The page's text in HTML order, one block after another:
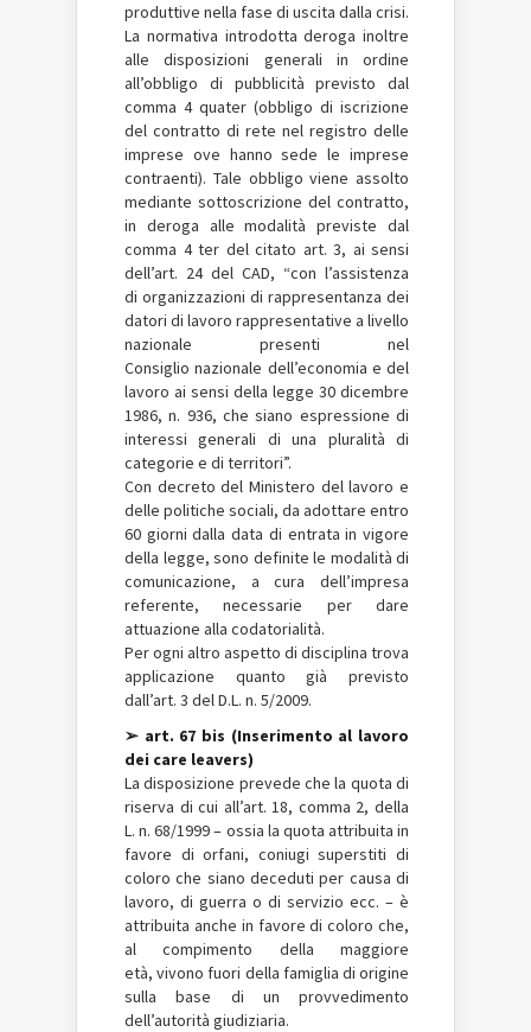
produttive nella fase di uscita dalla crisi.
La normativa introdotta deroga inoltre
alle disposizioni generali in ordine
all’obbligo di pubblicità previsto dal
comma 4 quater (obbligo di iscrizione
del contratto di rete nel registro delle
imprese ove hanno sede le imprese
contraenti). Tale obbligo viene assolto
mediante sottoscrizione del contratto,
in deroga alle modalità previste dal
comma 4 ter del citato art. 3, ai sensi
dell’art. 24 del CAD, “con l’assistenza
di organizzazioni di rappresentanza dei
datori di lavoro rappresentative a livello
nazionale presenti nel
Consiglio nazionale dell’economia e del
lavoro ai sensi della legge 30 dicembre
1986, n. 936, che siano espressione di
interessi generali di una pluralità di
categorie e di territori”.
Con decreto del Ministero del lavoro e
delle politiche sociali, da adottare entro
60 giorni dalla data di entrata in vigore
della legge, sono definite le modalità di
comunicazione, a cura dell’impresa
referente, necessarie per dare
attuazione alla codatorialità.
Per ogni altro aspetto di disciplina trova
applicazione quanto già previsto
dall’art. 3 del D.L. n. 5/2009.
➢ art. 67 bis (Inserimento al lavoro
dei care leavers)
La disposizione prevede che la quota di
riserva di cui all’art. 18, comma 2, della
L. n. 68/1999 – ossia la quota attribuita in
favore di orfani, coniugi superstiti di
coloro che siano deceduti per causa di
lavoro, di guerra o di servizio ecc. – è
attribuita anche in favore di coloro che,
al compimento della maggiore
età, vivono fuori della famiglia di origine
sulla base di un provvedimento
dell’autorità giudiziaria.